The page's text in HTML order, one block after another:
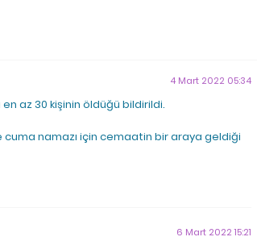
4 Mart 2022 05:34
az 30 kişinin öldüğü bildirildi.
cuma namazı için cemaatin bir araya geldiği
6 Mart 2022 15:21